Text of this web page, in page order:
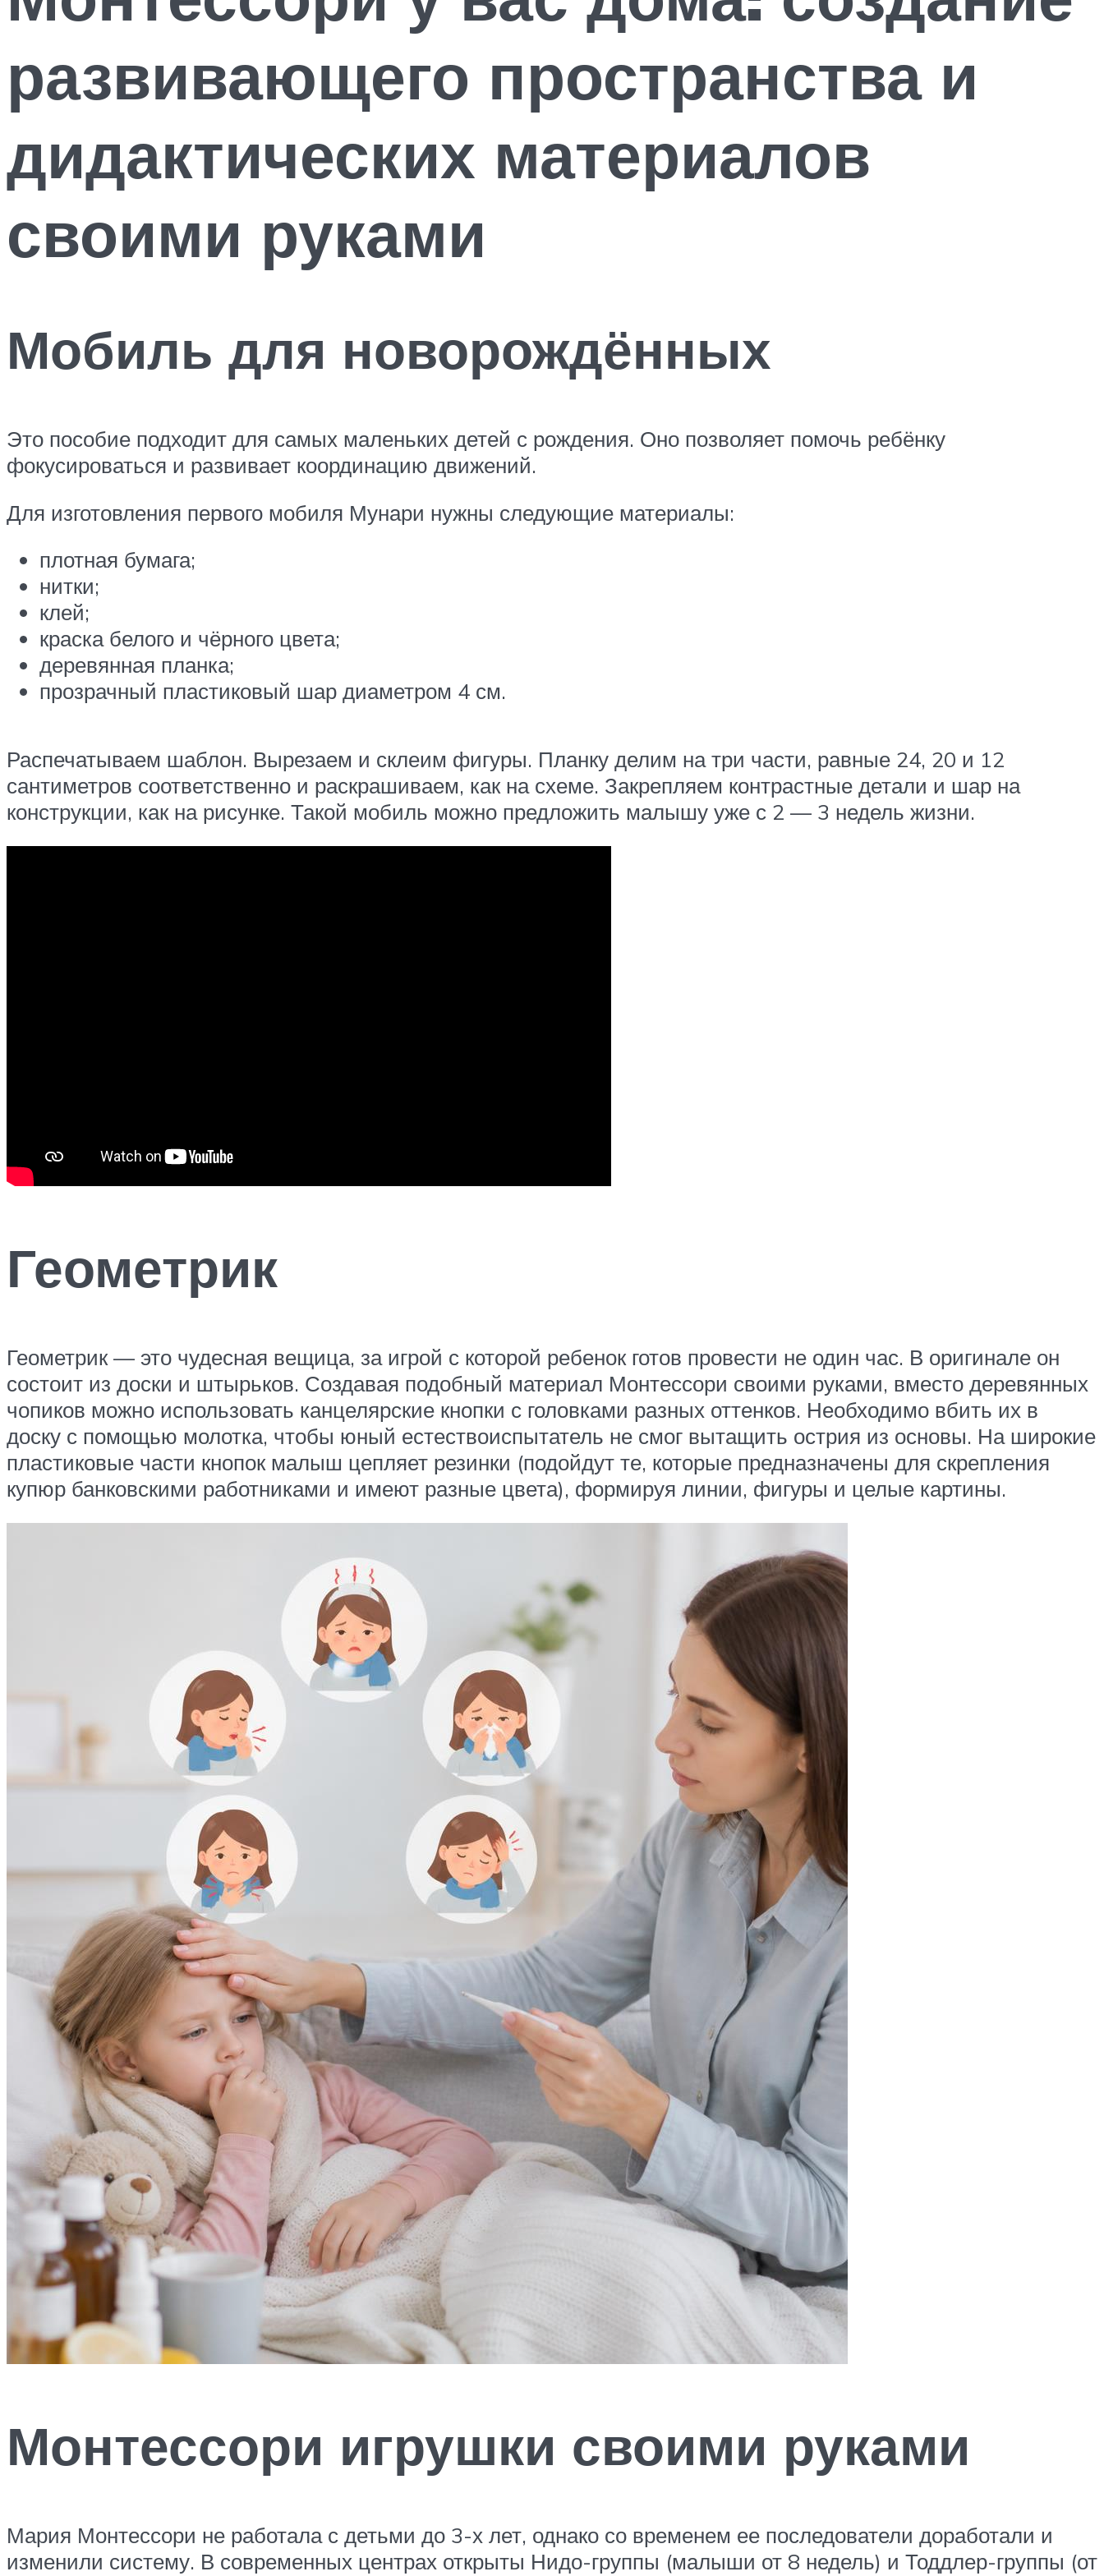
развивающего пространства и
дидактических материалов
своими руками
Мобиль для новорождённых
Это пособие подходит для самых маленьких детей с рождения. Оно позволяет помочь ребёнку
фокусироваться и развивает координацию движений.
Для изготовления первого мобиля Мунари нужны следующие материалы:
плотная бумага;
нитки;
клей;
краска белого и чёрного цвета;
деревянная планка;
прозрачный пластиковый шар диаметром 4 см.
Распечатываем шаблон. Вырезаем и склеим фигуры. Планку делим на три части, равные 24, 20 и 12
сантиметров соответственно и раскрашиваем, как на схеме. Закрепляем контрастные детали и шар на
конструкции, как на рисунке. Такой мобиль можно предложить малышу уже с 2 — 3 недель жизни.
Геометрик
Геометрик — это чудесная вещица, за игрой с которой ребенок готов провести не один час. В оригинале он
состоит из доски и штырьков. Создавая подобный материал Монтессори своими руками, вместо деревянных
чопиков можно использовать канцелярские кнопки с головками разных оттенков. Необходимо вбить их в
доску с помощью молотка, чтобы юный естествоиспытатель не смог вытащить острия из основы. На широкие
пластиковые части кнопок малыш цепляет резинки (подойдут те, которые предназначены для скрепления
купюр банковскими работниками и имеют разные цвета), формируя линии, фигуры и целые картины.
Монтессори игрушки своими руками
Мария Монтессори не работала с детьми до 3-х лет, однако со временем ее последователи доработали и
изменили систему. В современных центрах открыты Нидо-группы (малыши от 8 недель) и Тоддлер-группы (от